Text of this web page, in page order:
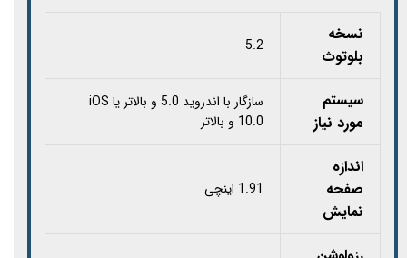
نسخه
بلوتوث
5.2
سیستم
مورد نیاز
سازگار با اندروید 5.0 و بالاتر یا iOS
10.0 و بالاتر
اندازه
صفحه
نمایش
1.91 اینچی